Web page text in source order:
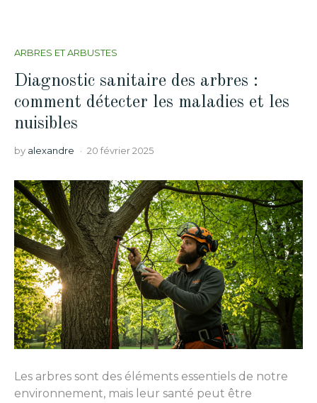
ARBRES ET ARBUSTES
Diagnostic sanitaire des arbres :
comment détecter les maladies et les
nuisibles
by alexandre 20 février 2025
Les arbres sont des éléments essentiels de notre
environnement, mais leur santé peut être